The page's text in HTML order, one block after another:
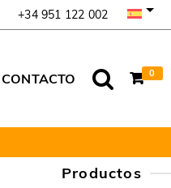
+34 951 122 002
CONTACTO 0
Productos